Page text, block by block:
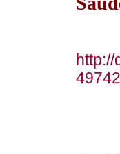
http://